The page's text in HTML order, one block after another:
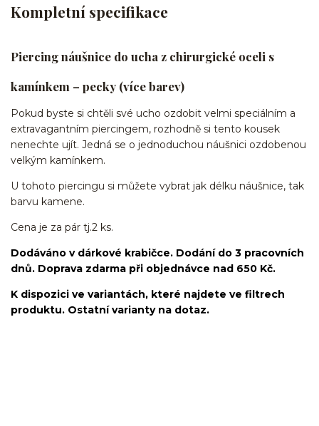
Kompletní specifikace
Piercing náušnice do ucha z chirurgické oceli s
kamínkem – pecky (více barev)
Pokud byste si chtěli své ucho ozdobit velmi speciálním a
extravagantním piercingem, rozhodně si tento kousek
nenechte ujít. Jedná se o jednoduchou náušnici ozdobenou
velkým kamínkem.
U tohoto piercingu si můžete vybrat jak délku náušnice, tak
barvu kamene.
Cena je za pár tj.2 ks.
Dodáváno v dárkové krabičce. Dodání do 3 pracovních
dnů. Doprava zdarma při objednávce nad 650 Kč.
K dispozici ve variantách, které najdete ve filtrech
produktu. Ostatní varianty na dotaz.